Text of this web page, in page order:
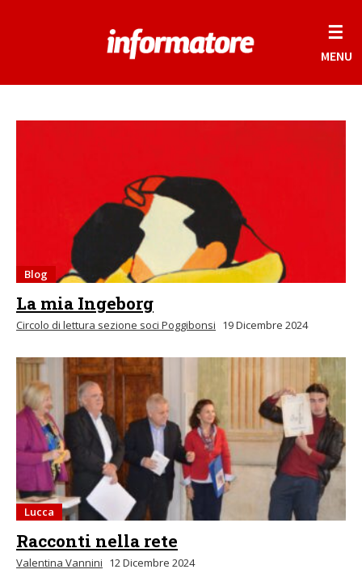
☰
MENU
Blog
La mia Ingeborg
Circolo di lettura sezione soci Poggibonsi 19 Dicembre 2024
Lucca
Racconti nella rete
Valentina Vannini 12 Dicembre 2024